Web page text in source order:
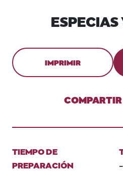
IMPRIMIR
COMPARTIR
TIEMPO DE
PREPARACIÓN